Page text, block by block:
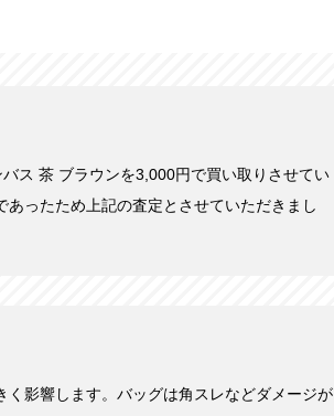
ス 茶 ブラウンを3,000円で買い取りさせてい
ったため上記の査定とさせていただきまし
影響します。バッグは角スレなどダメージが